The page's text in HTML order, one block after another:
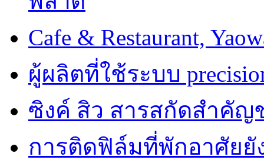
Cafe & Restaurant,
ผู้ผลิตที่ใช้ระบบ
ซิงค์ สิว สารสกัดสำคัญ
การติดฟิล์มที่พักอาศัยยั